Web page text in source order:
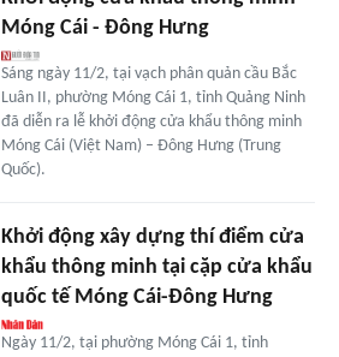
Móng Cái - Đông Hưng
Sáng ngày 11/2, tại vạch phân quản cầu Bắc
Luân II, phường Móng Cái 1, tỉnh Quảng Ninh
đã diễn ra lễ khởi động cửa khẩu thông minh
Móng Cái (Việt Nam) – Đông Hưng (Trung
Quốc).
Khởi động xây dựng thí điểm cửa
khẩu thông minh tại cặp cửa khẩu
quốc tế Móng Cái-Đông Hưng
Ngày 11/2, tại phường Móng Cái 1, tỉnh